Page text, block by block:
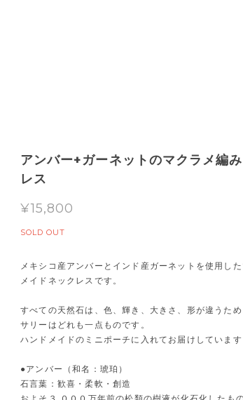
アンバー+ガーネットのマクラメ編
レス
¥15,800
SOLD OUT
メキシコ産アンバーとインド産ガーネットを使用し
メイドネックレスです。
すべての天然石は、色、輝き、大きさ、形が違うた
サリーはどれも一点ものです。
ハンドメイドのミニポーチに入れてお届けしています
●アンバー（和名：琥珀）
石言葉：歓喜・柔軟・創造